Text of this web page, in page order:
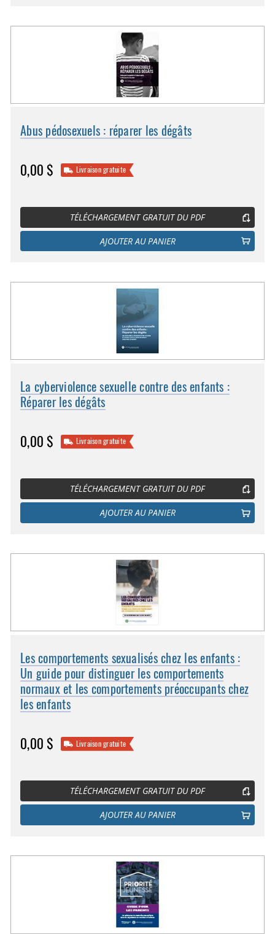
Abus pédosexuels : réparer les dégâts
0,00 $ Livraison gratuite
TÉLÉCHARGEMENT GRATUIT DU PDF
AJOUTER AU PANIER
La cyberviolence sexuelle contre des enfants :
Réparer les dégâts
0,00 $ Livraison gratuite
TÉLÉCHARGEMENT GRATUIT DU PDF
AJOUTER AU PANIER
Les comportements sexualisés chez les enfants :
Un guide pour distinguer les comportements
normaux et les comportements préoccupants chez
les enfants
0,00 $ Livraison gratuite
TÉLÉCHARGEMENT GRATUIT DU PDF
AJOUTER AU PANIER